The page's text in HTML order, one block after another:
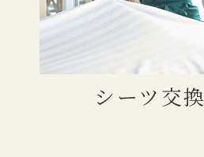
シーツ交換